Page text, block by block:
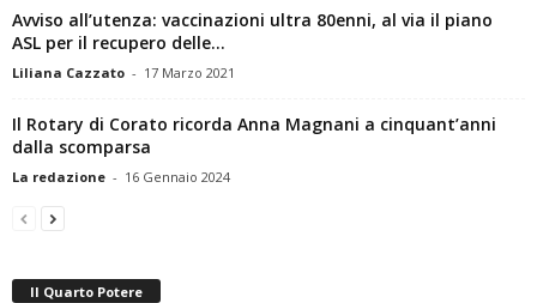
Avviso all’utenza: vaccinazioni ultra 80enni, al via il piano
ASL per il recupero delle...
Liliana Cazzato - 17 Marzo 2021
Il Rotary di Corato ricorda Anna Magnani a cinquant’anni
dalla scomparsa
La redazione - 16 Gennaio 2024
Il Quarto Potere